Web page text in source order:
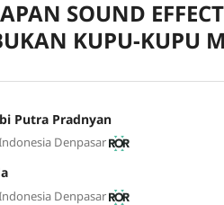
SOUND
KUPU-KUPU
Putra Pradnyan
Denpasar
Denpasar